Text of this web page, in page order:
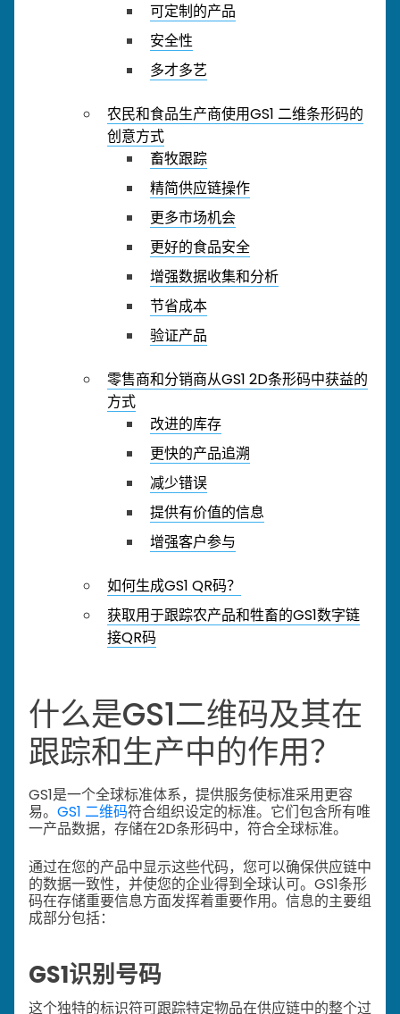
可定制的产品
安全性
多才多艺
农民和食品生产商使用GS1 二维条形码的
创意方式
畜牧跟踪
精简供应链操作
更多市场机会
更好的食品安全
增强数据收集和分析
节省成本
验证产品
零售商和分销商从GS1 2D条形码中获益的
方式
改进的库存
更快的产品追溯
减少错误
提供有价值的信息
增强客户参与
如何生成GS1 QR码？
获取用于跟踪农产品和牲畜的GS1数字链
接QR码
什么是GS1二维码及其在
跟踪和生产中的作用？
GS1是一个全球标准体系，提供服务使标准采用更容
易。 GS1 二维码符合组织设定的标准。它们包含所有唯
一产品数据，存储在2D条形码中，符合全球标准。
通过在您的产品中显示这些代码，您可以确保供应链中
的数据一致性，并使您的企业得到全球认可。 GS1条形
码在存储重要信息方面发挥着重要作用。信息的主要组
成部分包括：
GS1识别号码
这个独特的标识符可跟踪特定物品在供应链中的整个过